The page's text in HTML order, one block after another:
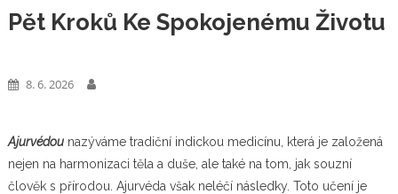
Pět Kroků Ke Spokojenému Životu
8. 6. 2026
Ajurvédounazýváme tradiční indickou medicínu, která je založená
nejen na harmonizaci těla a duše, ale také na tom, jak souzní
člověk s přírodou. Ajurvéda však neléčí následky. Toto učení je